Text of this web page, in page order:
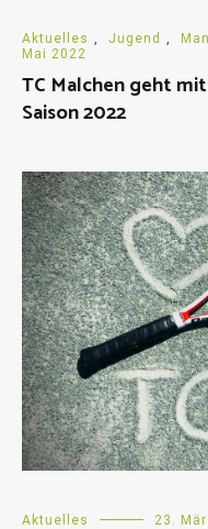
Aktuelles , Jugend ,
Mai 2022
TC Malchen geht
Saison 2022
Aktuelles 23.